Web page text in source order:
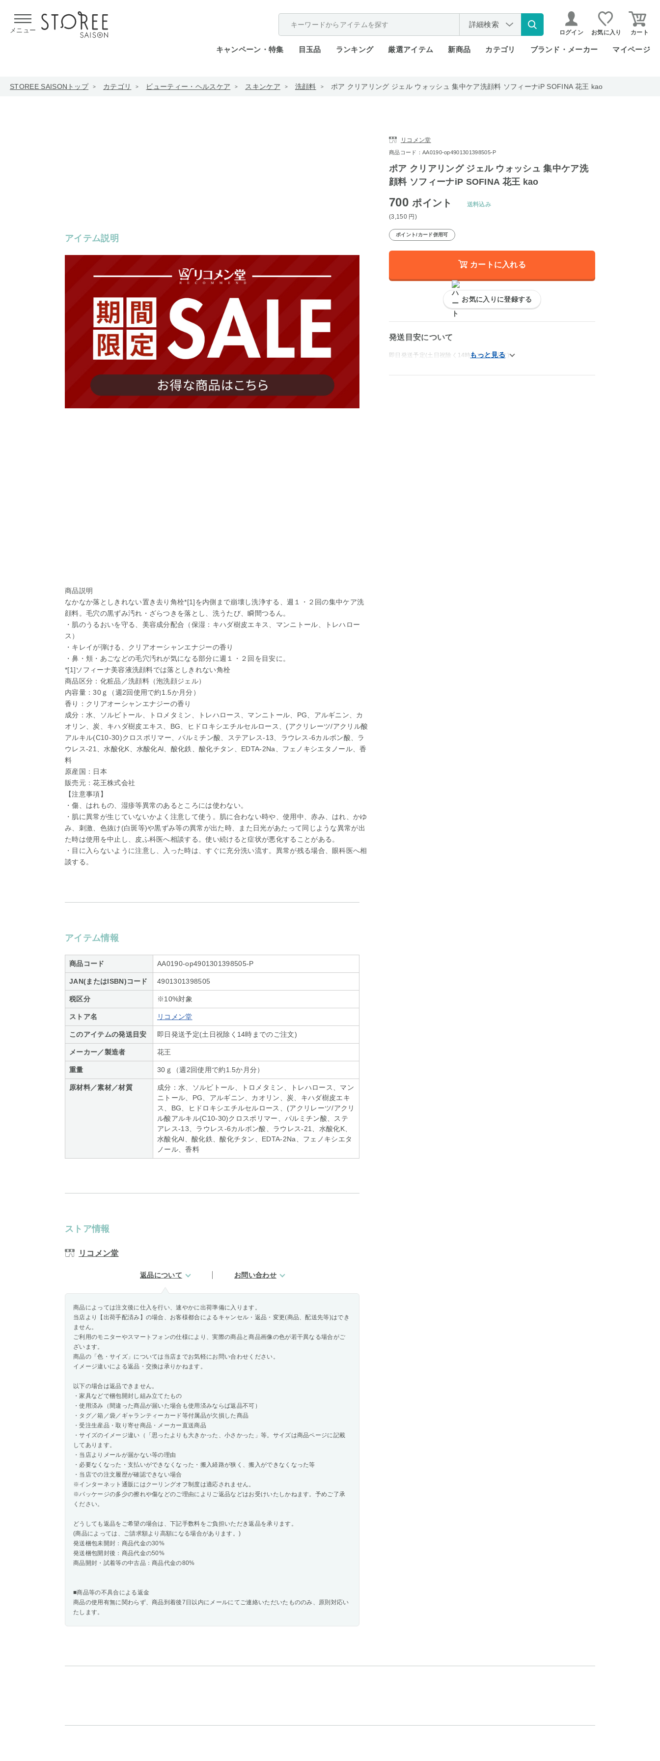
メニュー
詳細検索
ログイン お気に入り カート
キャンペーン・特集 目玉品 ランキング 厳選アイテム 新商品 カテゴリ ブランド・メーカー マイページ
STOREE SAISONトップ カテゴリ ビューティー・ヘルスケア スキンケア 洗顔料 ポア クリアリング ジェル ウォッシュ 集中ケア洗顔料 ソフィーナiP SOFINA 花王 kao
アイテム説明
商品説明
なかなか落としきれない置き去り角栓*[1]を内側まで崩壊し洗浄する、週１・２回の集中ケア洗
顔料。毛穴の黒ずみ汚れ・ざらつきを落とし、洗うたび、瞬間つるん。
・肌のうるおいを守る、美容成分配合（保湿：キハダ樹皮エキス、マンニトール、トレハロー
ス）
・キレイが弾ける、クリアオーシャンエナジーの香り
・鼻・頬・あごなどの毛穴汚れが気になる部分に週１・２回を目安に。
*[1]ソフィーナ美容液洗顔料では落としきれない角栓
商品区分：化粧品／洗顔料（泡洗顔ジェル）
内容量：30ｇ（週2回使用で約1.5か月分）
香り：クリアオーシャンエナジーの香り
成分：水、ソルビトール、トロメタミン、トレハロース、マンニトール、PG、アルギニン、カ
オリン、炭、キハダ樹皮エキス、BG、ヒドロキシエチルセルロース、(アクリレーツ/アクリル酸
アルキル(C10-30)クロスポリマー、パルミチン酸、ステアレス-13、ラウレス-6カルボン酸、ラ
ウレス-21、水酸化K、水酸化Al、酸化鉄、酸化チタン、EDTA-2Na、フェノキシエタノール、香
料
原産国：日本
販売元：花王株式会社
【注意事項】
・傷、はれもの、湿疹等異常のあるところには使わない。
・肌に異常が生じていないかよく注意して使う。肌に合わない時や、使用中、赤み、はれ、かゆ
み、刺激、色抜け(白斑等)や黒ずみ等の異常が出た時、また日光があたって同じような異常が出
た時は使用を中止し、皮ふ科医へ相談する。使い続けると症状が悪化することがある。
・目に入らないように注意し、入った時は、すぐに充分洗い流す。異常が残る場合、眼科医へ相
談する。
アイテム情報
商品コード AA0190-op4901301398505-P
JAN(またはISBN)コード 4901301398505
税区分 ※10%対象
ストア名 リコメン堂
このアイテムの発送目安 即日発送予定(土日祝除く14時までのご注文)
メーカー／製造者 花王
重量 30ｇ（週2回使用で約1.5か月分）
原材料／素材／材質
成分：水、ソルビトール、トロメタミン、トレハロース、マン
ニトール、PG、アルギニン、カオリン、炭、キハダ樹皮エキ
ス、BG、ヒドロキシエチルセルロース、(アクリレーツ/アクリ
ル酸アルキル(C10-30)クロスポリマー、パルミチン酸、ステ
アレス-13、ラウレス-6カルボン酸、ラウレス-21、水酸化K、
水酸化Al、酸化鉄、酸化チタン、EDTA-2Na、フェノキシエタ
ノール、香料
ストア情報
リコメン堂
返品について お問い合わせ
商品によっては注文後に仕入を行い、速やかに出荷準備に入ります。
当店より【出荷手配済み】の場合、お客様都合によるキャンセル・返品・変更(商品、配送先等)はでき
ません。
ご利用のモニターやスマートフォンの仕様により、実際の商品と商品画像の色が若干異なる場合がご
ざいます。
商品の「色・サイズ」については当店までお気軽にお問い合わせください。
イメージ違いによる返品・交換は承りかねます。
以下の場合は返品できません。
・家具などで梱包開封し組み立てたもの
・使用済み（間違った商品が届いた場合も使用済みならば返品不可）
・タグ／箱／袋／ギャランティーカード等付属品が欠損した商品
・受注生産品・取り寄せ商品・メーカー直送商品
・サイズのイメージ違い（「思ったよりも大きかった、小さかった」等。サイズは商品ページに記載
してあります。
・当店よりメールが届かない等の理由
・必要なくなった・支払いができなくなった・搬入経路が狭く、搬入ができなくなった等
・当店での注文履歴が確認できない場合
※インターネット通販にはクーリングオフ制度は適応されません。
※パッケージの多少の擦れや傷などのご理由によりご返品などはお受けいたしかねます。予めご了承
ください。
どうしても返品をご希望の場合は、下記手数料をご負担いただき返品を承ります。
(商品によっては、ご請求額より高額になる場合があります。)
発送梱包未開封：商品代金の30%
発送梱包開封後：商品代金の50%
商品開封・試着等の中古品：商品代金の80%
■商品等の不具合による返金
商品の使用有無に関わらず、商品到着後7日以内にメールにてご連絡いただいたもののみ、原則対応い
たします。
リコメン堂
商品コード：AA0190-op4901301398505-P
ポア クリアリング ジェル ウォッシュ 集中ケア洗
顔料 ソフィーナiP SOFINA 花王 kao
700ポイント
(3,150 円 )
送料込み
ポイント/カード併用可
カートに入れる
お気に入りに登録する
発送目安について
即日発送予定(土日祝除く14時までのご注文)